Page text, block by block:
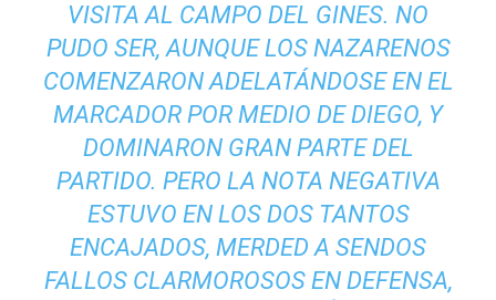
VISITA AL CAMPO DEL GINES. NO
PUDO SER, AUNQUE LOS NAZARENOS
COMENZARON ADELATÁNDOSE EN EL
MARCADOR POR MEDIO DE DIEGO, Y
DOMINARON GRAN PARTE DEL
PARTIDO. PERO LA NOTA NEGATIVA
ESTUVO EN LOS DOS TANTOS
ENCAJADOS, MERDED A SENDOS
FALLOS CLARMOROSOS EN DEFENSA,